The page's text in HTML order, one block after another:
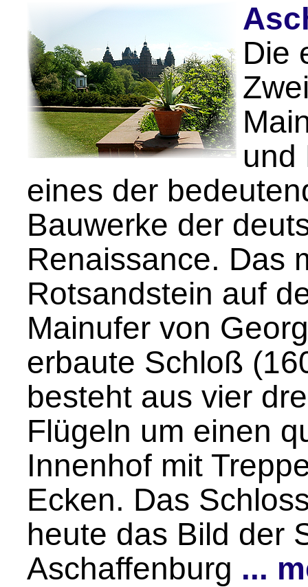
Die
und
eines der
Bauwerke der
Renaissance. Das
Rotsandstein auf
Mainufer von
erbaute Schloß
besteht aus vier
Flügeln um einen
Innenhof mit
Ecken. Das
heute das Bild der
Aschaffenburg ...